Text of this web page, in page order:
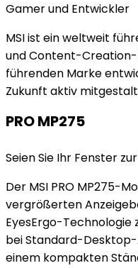
Gamer und Entwickler
MSI ist ein weltweit
und Content-Creation-
führenden Marke
Zukunft aktiv
PRO MP275
Seien Sie Ihr Fenster
Der MSI PRO MP275-
vergrößerten
EyesErgo-Technologie
bei Standard-
einem kompakten